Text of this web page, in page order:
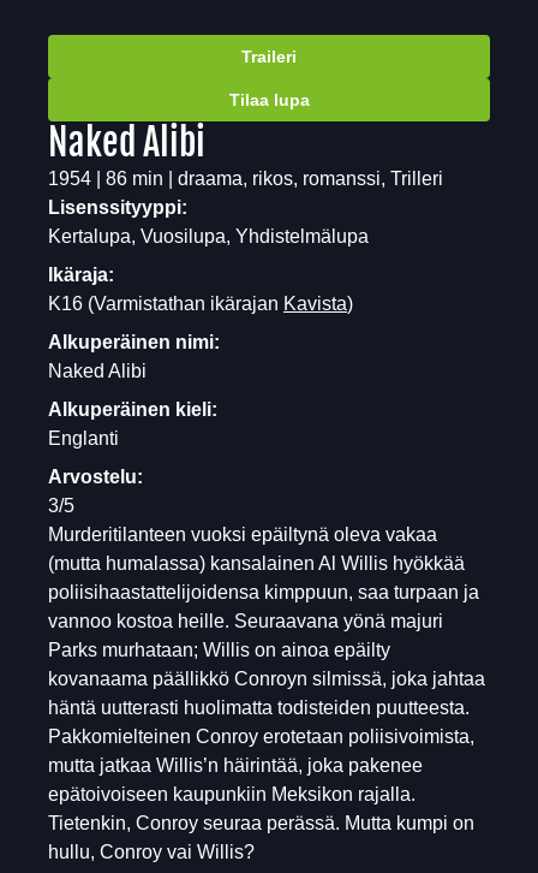
Traileri
Tilaa lupa
Naked Alibi
1954 | 86 min | draama, rikos, romanssi, Trilleri
Lisenssityyppi:
Kertalupa, Vuosilupa, Yhdistelmälupa
Ikäraja:
K16 (Varmistathan ikärajan Kavista)
Alkuperäinen nimi:
Naked Alibi
Alkuperäinen kieli:
Englanti
Arvostelu:
3/5
Murderitilanteen vuoksi epäiltynä oleva vakaa
(mutta humalassa) kansalainen Al Willis hyökkää
poliisihaastattelijoidensa kimppuun, saa turpaan ja
vannoo kostoa heille. Seuraavana yönä majuri
Parks murhataan; Willis on ainoa epäilty
kovanaama päällikkö Conroyn silmissä, joka jahtaa
häntä uutterasti huolimatta todisteiden puutteesta.
Pakkomielteinen Conroy erotetaan poliisivoimista,
mutta jatkaa Willis’n häirintää, joka pakenee
epätoivoiseen kaupunkiin Meksikon rajalla.
Tietenkin, Conroy seuraa perässä. Mutta kumpi on
hullu, Conroy vai Willis?